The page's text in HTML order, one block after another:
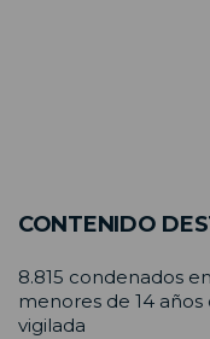
CONTENIDO
8.815 condenados
menores de 14
vigilada